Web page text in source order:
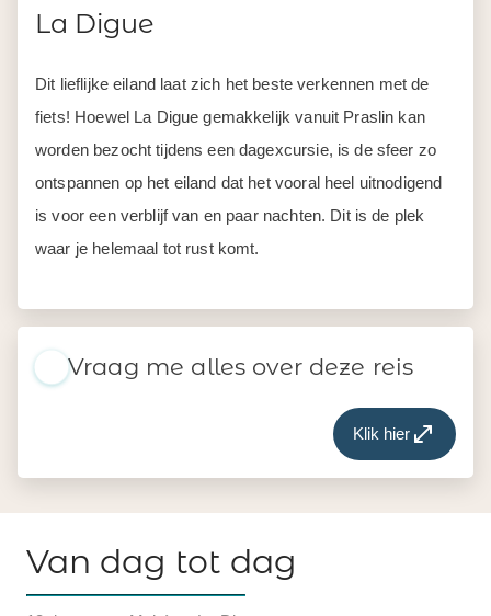
La Digue
Dit lieflijke eiland laat zich het beste verkennen met de
fiets! Hoewel La Digue gemakkelijk vanuit Praslin kan
worden bezocht tijdens een dagexcursie, is de sfeer zo
ontspannen op het eiland dat het vooral heel uitnodigend
is voor een verblijf van en paar nachten. Dit is de plek
waar je helemaal tot rust komt.
Vraag me alles over deze reis
Klik hier
Van dag tot dag